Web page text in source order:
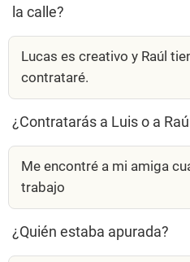
la calle?
Lucas es creativo y Raúl
contrataré.
¿Contratarás a Luis o a
Me encontré a mi amiga
trabajo
¿Quién estaba apurada?